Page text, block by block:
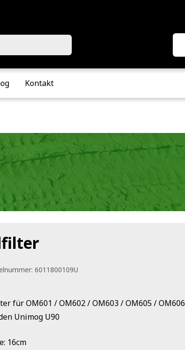
Kontakt
6011800109U
für OM601 / OM602 / OM603 / OM605 / OM606
Unimog U90
16cm